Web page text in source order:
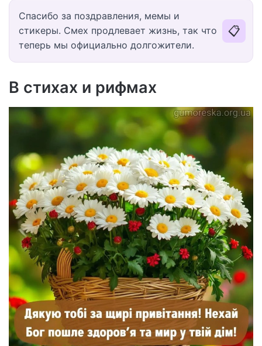
Спасибо за поздравления, мемы и
стикеры. Смех продлевает жизнь, так что
теперь мы официально долгожители.
📋
В стихах и рифмах